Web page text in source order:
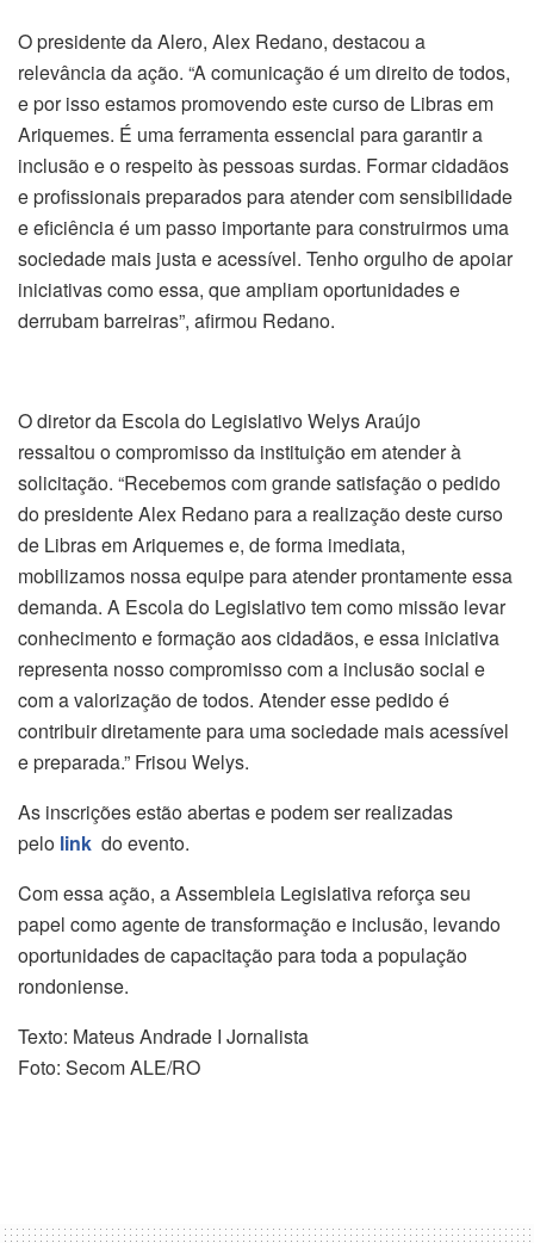
O presidente da Alero, Alex Redano, destacou a
relevância da ação. “A comunicação é um direito de todos,
e por isso estamos promovendo este curso de Libras em
Ariquemes. É uma ferramenta essencial para garantir a
inclusão e o respeito às pessoas surdas. Formar cidadãos
e profissionais preparados para atender com sensibilidade
e eficiência é um passo importante para construirmos uma
sociedade mais justa e acessível. Tenho orgulho de apoiar
iniciativas como essa, que ampliam oportunidades e
derrubam barreiras”, afirmou Redano.
O diretor da Escola do Legislativo Welys Araújo
ressaltou o compromisso da instituição em atender à
solicitação. “Recebemos com grande satisfação o pedido
do presidente Alex Redano para a realização deste curso
de Libras em Ariquemes e, de forma imediata,
mobilizamos nossa equipe para atender prontamente essa
demanda. A Escola do Legislativo tem como missão levar
conhecimento e formação aos cidadãos, e essa iniciativa
representa nosso compromisso com a inclusão social e
com a valorização de todos. Atender esse pedido é
contribuir diretamente para uma sociedade mais acessível
e preparada.” Frisou Welys.
As inscrições estão abertas e podem ser realizadas
pelo link do evento.
Com essa ação, a Assembleia Legislativa reforça seu
papel como agente de transformação e inclusão, levando
oportunidades de capacitação para toda a população
rondoniense.
Texto: Mateus Andrade I Jornalista
Foto: Secom ALE/RO